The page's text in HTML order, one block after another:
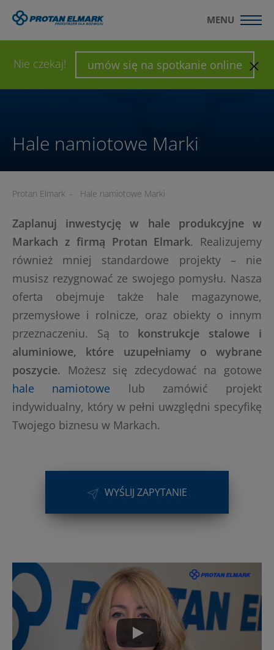
Nie czekaj! umów się na spotkanie online
MENU
WYŚLIJ ZAPYTANIE SKONFIGURUJ HALĘ
Hale namiotowe Marki
Protan Elmark - Hale namiotowe Marki
Zaplanuj inwestycję w hale produkcyjne w
Markach z firmą Protan Elmark. Realizujemy
również mniej standardowe projekty – nie
musisz rezygnować ze swojego pomysłu. Nasza
oferta obejmuje także hale magazynowe,
przemysłowe i rolnicze, oraz obiekty o innym
przeznaczeniu. Są to konstrukcje stalowe i
aluminiowe, które uzupełniamy o wybrane
poszycie. Możesz się zdecydować na gotowe
hale namiotowe lub zamówić projekt
indywidualny, który w pełni uwzględni specyfikę
Twojego biznesu w Markach.
WYŚLIJ ZAPYTANIE